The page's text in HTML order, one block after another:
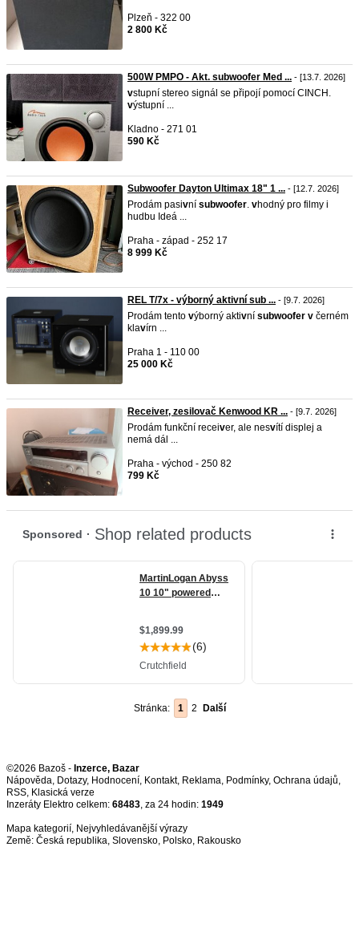
Plzeň - 322 00
2 800 Kč
500W PMPO - Akt. subwoofer Med ... - [13.7. 2026]
vstupní stereo signál se připojí pomocí CINCH.
výstupní ...
Kladno - 271 01
590 Kč
Subwoofer Dayton Ultimax 18" 1 ... - [12.7. 2026]
Prodám pasivní subwoofer. vhodný pro filmy i
hudbu Ideá ...
Praha - západ - 252 17
8 999 Kč
REL T/7x - výborný aktivní sub ... - [9.7. 2026]
Prodám tento výborný aktivní subwoofer v černém
klavírn ...
Praha 1 - 110 00
25 000 Kč
Receiver, zesilovač Kenwood KR ... - [9.7. 2026]
Prodám funkční receiver, ale nesvítí displej a
nemá dál ...
Praha - východ - 250 82
799 Kč
Stránka: 1 2 Další
©2026 Bazoš - Inzerce, Bazar
Nápověda, Dotazy, Hodnocení, Kontakt, Reklama, Podmínky, Ochrana údajů,
RSS,
Inzeráty Elektro celkem: 68483, za 24 hodin: 1949
Mapa kategorií, Nejvyhledávanější výrazy
Země: Česká republika, Slovensko, Polsko, Rakousko